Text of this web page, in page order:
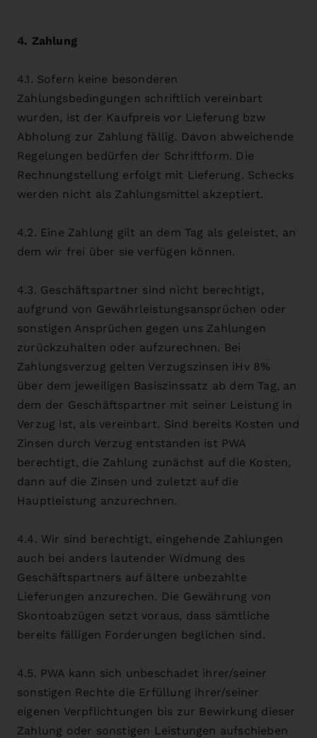
4. Zahlung
4.1. Sofern keine besonderen
Zahlungsbedingungen schriftlich vereinbart
wurden, ist der Kaufpreis vor Lieferung bzw
Abholung zur Zahlung fällig. Davon abweichende
Regelungen bedürfen der Schriftform. Die
Rechnungstellung erfolgt mit Lieferung. Schecks
werden nicht als Zahlungsmittel akzeptiert.
4.2. Eine Zahlung gilt an dem Tag als geleistet, an
dem wir frei über sie verfügen können.
4.3. Geschäftspartner sind nicht berechtigt,
aufgrund von Gewährleistungsansprüchen oder
sonstigen Ansprüchen gegen uns Zahlungen
zurückzuhalten oder aufzurechnen. Bei
Zahlungsverzug gelten Verzugszinsen iHv 8%
über dem jeweiligen Basiszinssatz ab dem Tag, an
dem der Geschäftspartner mit seiner Leistung in
Verzug ist, als vereinbart. Sind bereits Kosten und
Zinsen durch Verzug entstanden ist PWA
berechtigt, die Zahlung zunächst auf die Kosten,
dann auf die Zinsen und zuletzt auf die
Hauptleistung anzurechnen.
4.4. Wir sind berechtigt, eingehende Zahlungen
auch bei anders lautender Widmung des
Geschäftspartners auf ältere unbezahlte
Lieferungen anzurechen. Die Gewährung von
Skontoabzügen setzt voraus, dass sämtliche
bereits fälligen Forderungen beglichen sind.
4.5. PWA kann sich unbeschadet ihrer/seiner
sonstigen Rechte die Erfüllung ihrer/seiner
eigenen Verpflichtungen bis zur Bewirkung dieser
Zahlung oder sonstigen Leistungen aufschieben